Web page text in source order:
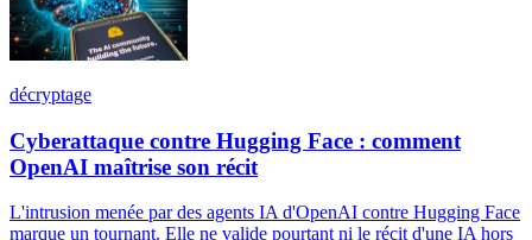
décryptage
Cyberattaque contre Hugging Face : comment
OpenAI maîtrise son récit
L'intrusion menée par des agents IA d'OpenAI contre Hugging Face
marque un tournant. Elle ne valide pourtant ni le récit d'une IA hors